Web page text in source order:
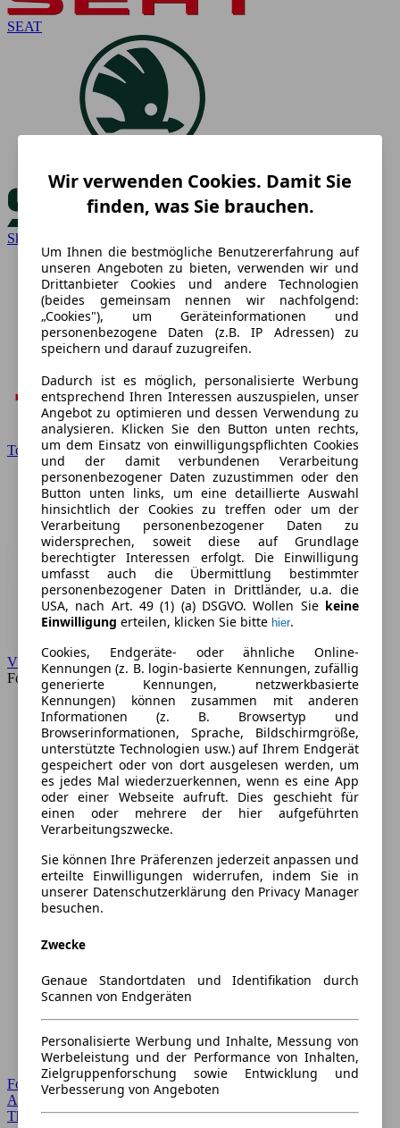
SEAT
Skoda
Toyota
VW
Forum
Forum Startseite
Alle Auto-Foren
Themen-Forum
Wir verwenden Cookies. Damit Sie
finden, was Sie brauchen.
Um Ihnen die bestmögliche Benutzererfahrung auf
unseren Angeboten zu bieten, verwenden wir und
Drittanbieter Cookies und andere Technologien
(beides gemeinsam nennen wir nachfolgend:
„Cookies"), um Geräteinformationen und
personenbezogene Daten (z.B. IP Adressen) zu
speichern und darauf zuzugreifen.
Dadurch ist es möglich, personalisierte Werbung
entsprechend Ihren Interessen auszuspielen, unser
Angebot zu optimieren und dessen Verwendung zu
analysieren. Klicken Sie den Button unten rechts,
um dem Einsatz von einwilligungspflichten Cookies
und der damit verbundenen Verarbeitung
personenbezogener Daten zuzustimmen oder den
Button unten links, um eine detaillierte Auswahl
hinsichtlich der Cookies zu treffen oder um der
Verarbeitung personenbezogener Daten zu
widersprechen, soweit diese auf Grundlage
berechtigter Interessen erfolgt. Die Einwilligung
umfasst auch die Übermittlung bestimmter
personenbezogener Daten in Drittländer, u.a. die
USA, nach Art. 49 (1) (a) DSGVO. Wollen Sie keine
Einwilligung erteilen, klicken Sie bitte hier.
Cookies, Endgeräte- oder ähnliche Online-
Kennungen (z. B. login-basierte Kennungen, zufällig
generierte Kennungen, netzwerkbasierte
Kennungen) können zusammen mit anderen
Informationen (z. B. Browsertyp und
Browserinformationen, Sprache, Bildschirmgröße,
unterstützte Technologien usw.) auf Ihrem Endgerät
gespeichert oder von dort ausgelesen werden, um
es jedes Mal wiederzuerkennen, wenn es eine App
oder einer Webseite aufruft. Dies geschieht für
einen oder mehrere der hier aufgeführten
Verarbeitungszwecke.
Sie können Ihre Präferenzen jederzeit anpassen und
erteilte Einwilligungen widerrufen, indem Sie in
unserer Datenschutzerklärung den Privacy Manager
besuchen.
Zwecke
Genaue Standortdaten und Identifikation durch
Scannen von Endgeräten
Personalisierte Werbung und Inhalte, Messung von
Werbeleistung und der Performance von Inhalten,
Zielgruppenforschung sowie Entwicklung und
Verbesserung von Angeboten